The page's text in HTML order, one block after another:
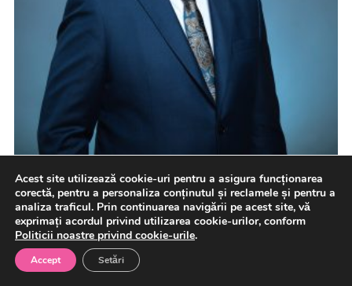
Facebook
Acest site utilizează cookie-uri pentru a asigura funcționarea
corectă, pentru a personaliza conținutul și reclamele și pentru a
analiza traficul. Prin continuarea navigării pe acest site, vă
exprimați acordul privind utilizarea cookie-urilor, conform
Politicii noastre privind cookie-urile.
Accept Setări